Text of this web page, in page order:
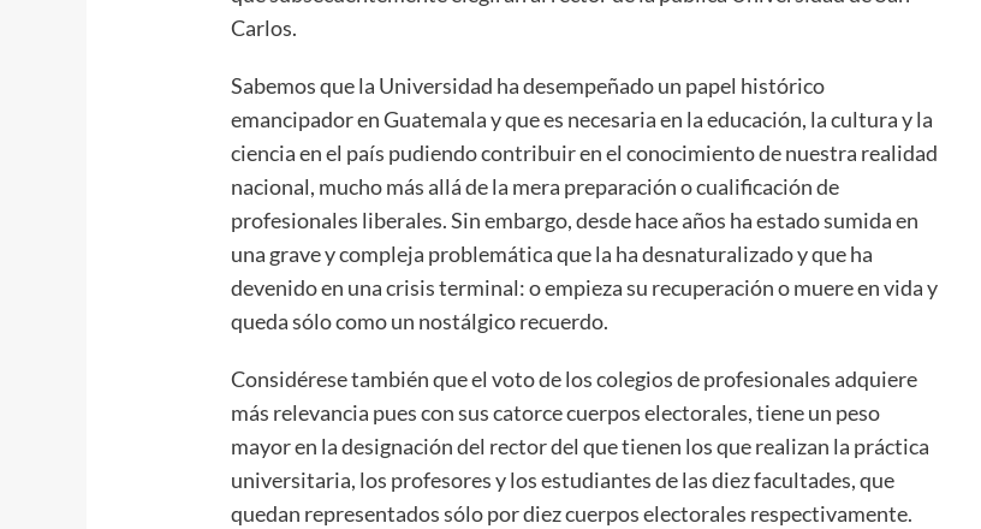
Carlos.
Sabemos que la Universidad ha desempeñado un papel histórico
emancipador en Guatemala y que es necesaria en la educación, la cultura y la
ciencia en el país pudiendo contribuir en el conocimiento de nuestra realidad
nacional, mucho más allá de la mera preparación o cualificación de
profesionales liberales. Sin embargo, desde hace años ha estado sumida en
una grave y compleja problemática que la ha desnaturalizado y que ha
devenido en una crisis terminal: o empieza su recuperación o muere en vida y
queda sólo como un nostálgico recuerdo.
Considérese también que el voto de los colegios de profesionales adquiere
más relevancia pues con sus catorce cuerpos electorales, tiene un peso
mayor en la designación del rector del que tienen los que realizan la práctica
universitaria, los profesores y los estudiantes de las diez facultades, que
quedan representados sólo por diez cuerpos electorales respectivamente.